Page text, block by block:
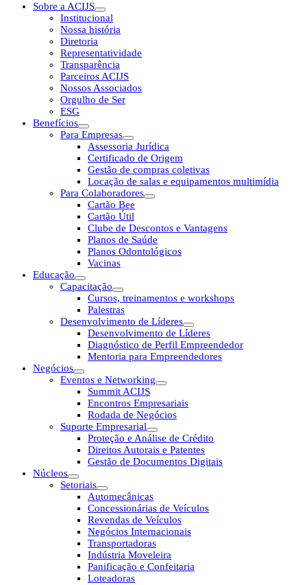
Sobre a ACIJS
Institucional
Nossa história
Diretoria
Representatividade
Transparência
Parceiros ACIJS
Nossos Associados
Orgulho de Ser
ESG
Benefícios
Para Empresas
Assessoria Jurídica
Certificado de Origem
Gestão de compras coletivas
Locação de salas e equipamentos multimídia
Para Colaboradores
Cartão Bee
Cartão Útil
Clube de Descontos e Vantagens
Planos de Saúde
Planos Odontológicos
Vacinas
Educação
Capacitação
Cursos, treinamentos e workshops
Palestras
Desenvolvimento de Líderes
Desenvolvimento de Líderes
Diagnóstico de Perfil Empreendedor
Mentoria para Empreendedores
Negócios
Eventos e Networking
Summit ACIJS
Encontros Empresariais
Rodada de Negócios
Suporte Empresarial
Proteção e Análise de Crédito
Direitos Autorais e Patentes
Gestão de Documentos Digitais
Núcleos
Setoriais
Automecânicas
Concessionárias de Veículos
Revendas de Veículos
Negócios Internacionais
Transportadoras
Indústria Moveleira
Panificação e Confeitaria
Loteadoras